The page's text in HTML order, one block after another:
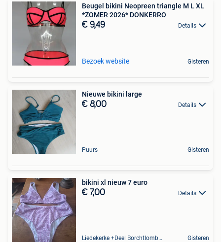
Beugel bikini Neopreen triangle M L XL
*ZOMER 2026* DONKERRO
€ 9,49 Details
Bezoek website Gisteren
Nieuwe bikini large
€ 8,00 Details
Puurs Gisteren
bikini xl nieuw 7 euro
€ 7,00 Details
Liedekerke +Deel Borchtlombeek Gisteren